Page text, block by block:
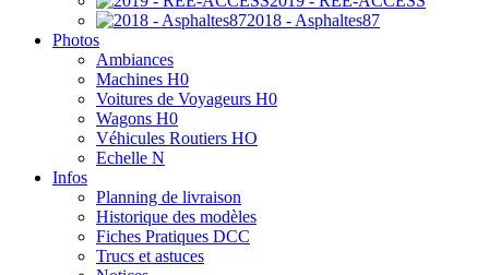
2018 - Asphaltes87
Photos
Ambiances
Machines H0
Voitures de Voyageurs H0
Wagons H0
Véhicules Routiers HO
Echelle N
Infos
Planning de livraison
Historique des modèles
Fiches Pratiques DCC
Trucs et astuces